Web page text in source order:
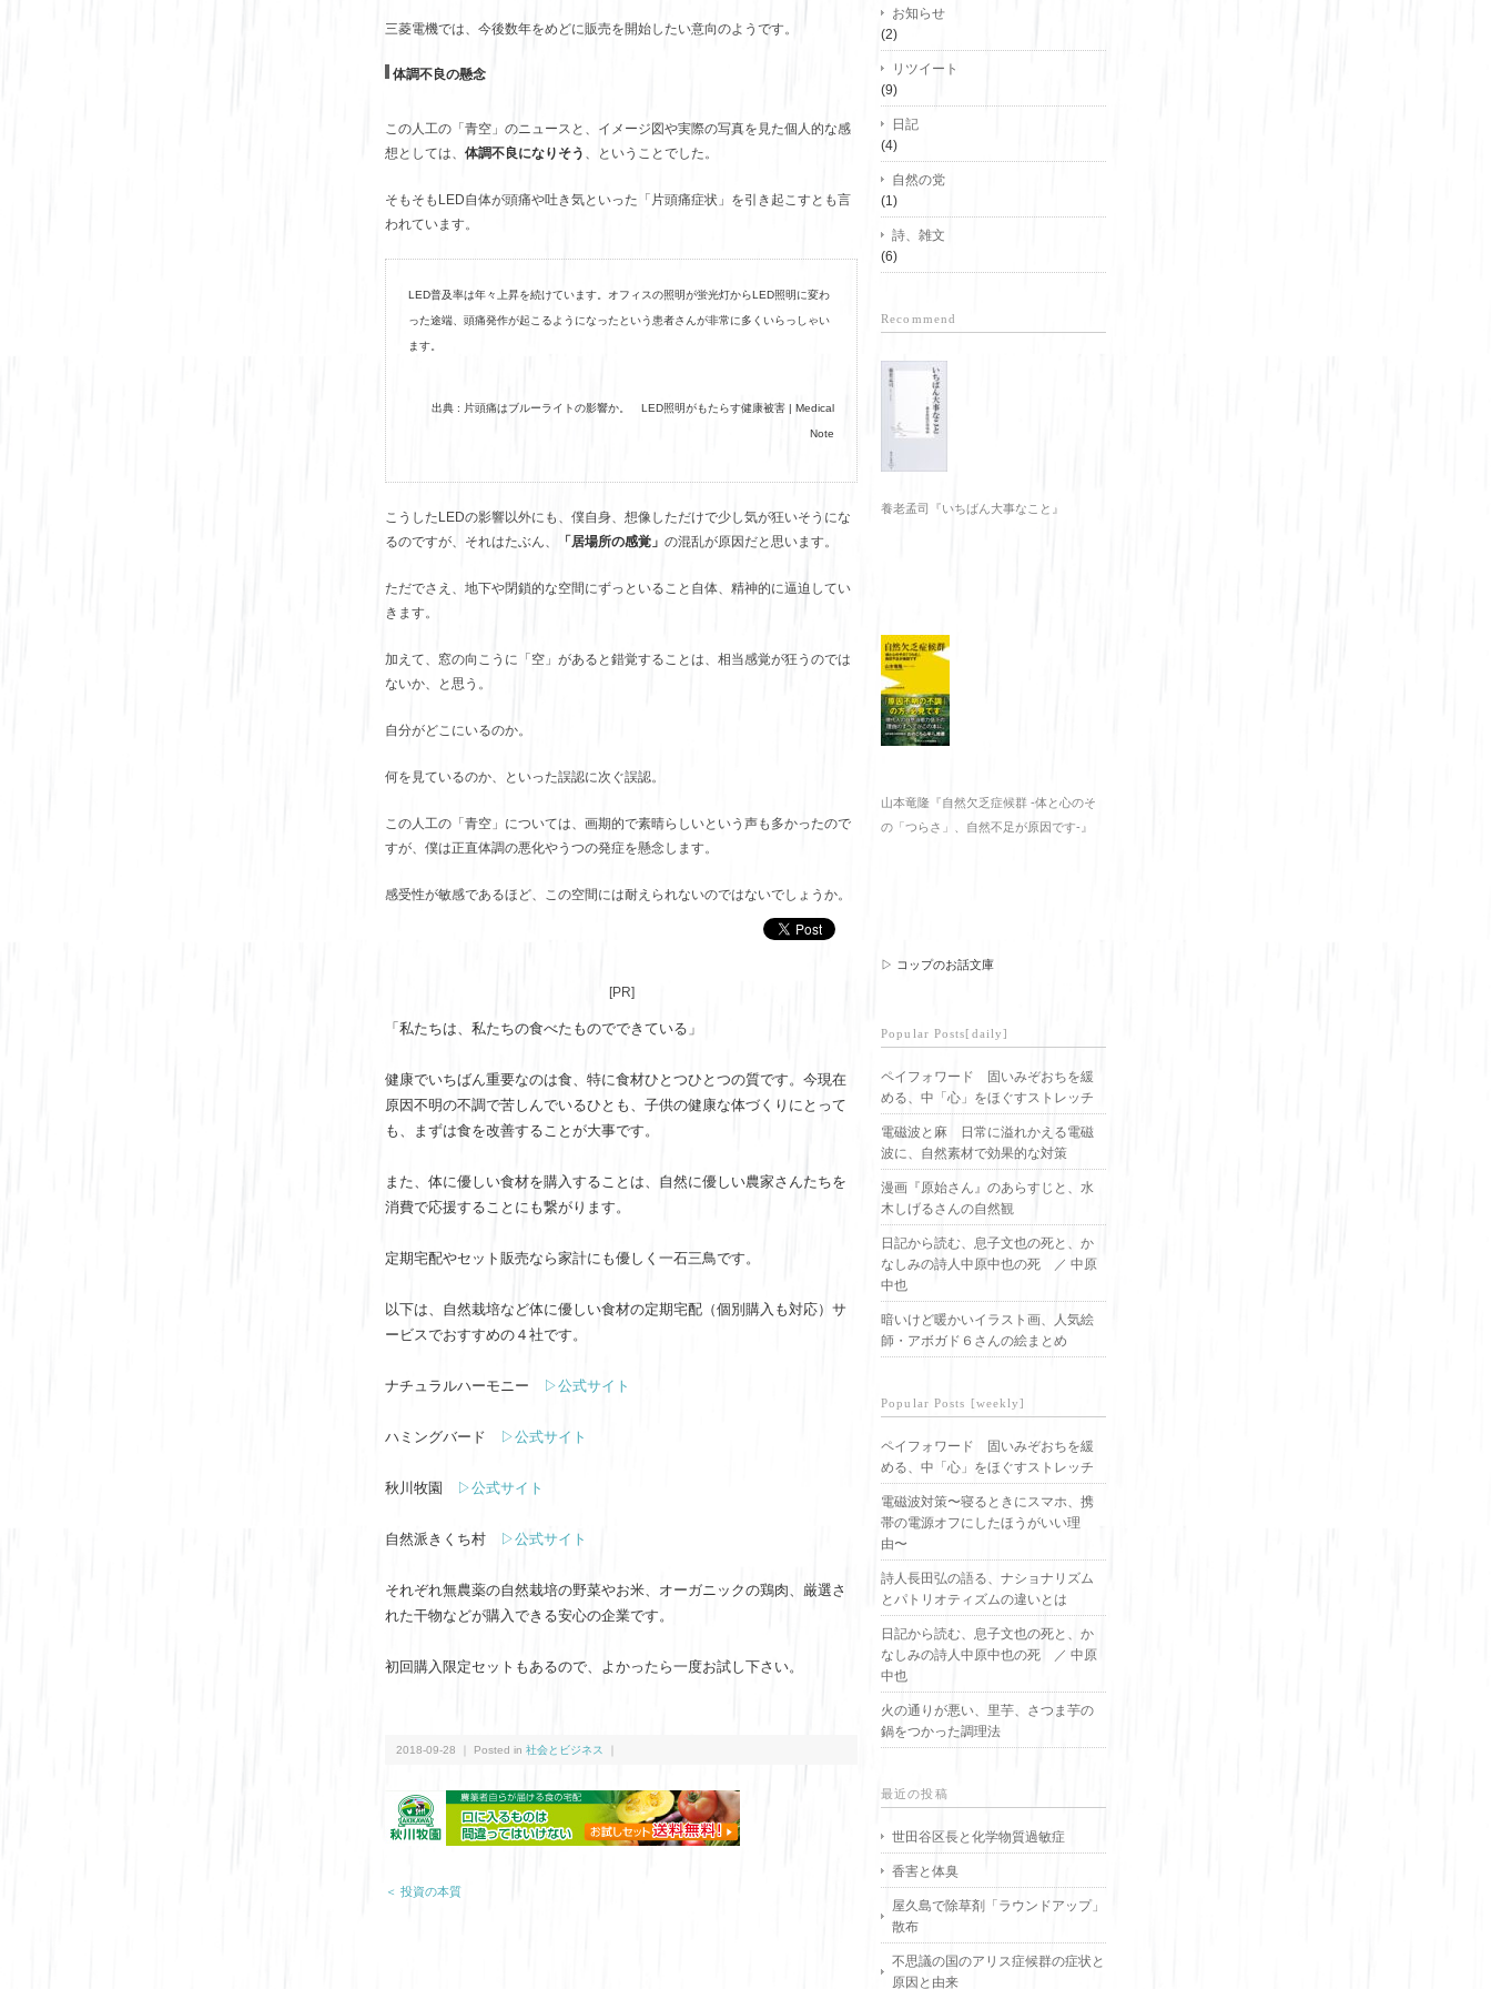
三菱電機では、今後数年をめどに販売を開始したい意向のようです。
体調不良の懸念
この人工の「青空」のニュースと、イメージ図や実際の写真を見た個人的な感
想としては、 体調不良になりそう 、ということでした。
そもそもLED自体が頭痛や吐き気といった「片頭痛症状」を引き起こすとも言
われています。
LED普及率は年々上昇を続けています。オフィスの照明が蛍光灯からLED照明に変わ
った途端、頭痛発作が起こるようになったという患者さんが非常に多くいらっしゃい
ます。
出典 : 片頭痛はブルーライトの影響か。 LED照明がもたらす健康被害 | Medical
Note
こうしたLEDの影響以外にも、僕自身、想像しただけで少し気が狂いそうにな
るのですが、それはたぶん、
「居場所の感覚」 の混乱が原因だと思います。
ただでさえ、地下や閉鎖的な空間にずっといること自体、精神的に逼迫してい
きます。
加えて、窓の向こうに「空」があると錯覚することは、相当感覚が狂うのでは
ないか、と思う。
自分がどこにいるのか。
何を見ているのか、といった誤認に次ぐ誤認。
この人工の「青空」については、画期的で素晴らしいという声も多かったので
すが、僕は正直体調の悪化やうつの発症を懸念します。
感受性が敏感であるほど、この空間には耐えられないのではないでしょうか。
[PR]
「私たちは、私たちの食べたものでできている」
健康でいちばん重要なのは食、特に食材ひとつひとつの質です。今現在
原因不明の不調で苦しんでいるひとも、子供の健康な体づくりにとって
も、まずは食を改善することが大事です。
また、体に優しい食材を購入することは、自然に優しい農家さんたちを
消費で応援することにも繋がります。
定期宅配やセット販売なら家計にも優しく一石三鳥です。
以下は、自然栽培など体に優しい食材の定期宅配（個別購入も対応）サ
ービスでおすすめの４社です。
ナチュラルハーモニー ▷公式サイト
ハミングバード ▷公式サイト
秋川牧園 ▷公式サイト
自然派きくち村 ▷公式サイト
それぞれ無農薬の自然栽培の野菜やお米、オーガニックの鶏肉、厳選さ
れた干物などが購入できる安心の企業です。
初回購入限定セットもあるので、よかったら一度お試し下さい。
2018-09-28 ｜ Posted in 社会とビジネス
＜ 投資の本質
お知らせ
(2)
リツイート
(9)
日記
(4)
自然の党
(1)
詩、雑文
(6)
Recommend
養老孟司『いちばん大事なこと』
山本竜隆『自然欠乏症候群 -体と心のそ
の「つらさ」、自然不足が原因です-』
▷ コップのお話文庫
Popular Posts[daily]
ペイフォワード 固いみぞおちを緩
める、中「心」をほぐすストレッチ
電磁波と麻 日常に溢れかえる電磁
波に、自然素材で効果的な対策
漫画『原始さん』のあらすじと、水
木しげるさんの自然観
日記から読む、息子文也の死と、か
なしみの詩人中原中也の死 ／ 中原
中也
暗いけど暖かいイラスト画、人気絵
師・アボガド６さんの絵まとめ
Popular Posts [weekly]
ペイフォワード 固いみぞおちを緩
める、中「心」をほぐすストレッチ
電磁波対策〜寝るときにスマホ、携
帯の電源オフにしたほうがいい理
由〜
詩人長田弘の語る、ナショナリズム
とパトリオティズムの違いとは
日記から読む、息子文也の死と、か
なしみの詩人中原中也の死 ／ 中原
中也
火の通りが悪い、里芋、さつま芋の
鍋をつかった調理法
最近の投稿
世田谷区長と化学物質過敏症
香害と体臭
屋久島で除草剤「ラウンドアップ」
散布
不思議の国のアリス症候群の症状と
原因と由来